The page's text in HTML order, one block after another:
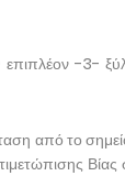
-3-
από το